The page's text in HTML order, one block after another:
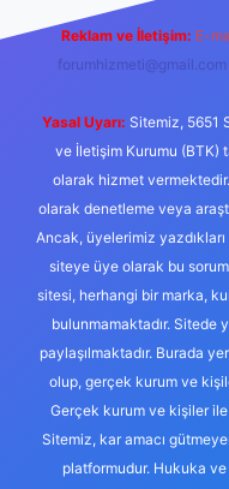
Reklam ve İletişim: E-
forumhizmeti@gmail.com
Yasal Uyarı: Sitemiz, 5651
ve İletişim Kurumu (BTK)
olarak hizmet
olarak denetleme veya
Ancak, üyelerimiz
siteye üye olarak bu
sitesi, herhangi bir marka,
bulunmamaktadır. Sitede
paylaşılmaktadır. Burada
olup, gerçek kurum ve
Gerçek kurum ve kişiler
Sitemiz, kar amacı
platformudur. Hukuka